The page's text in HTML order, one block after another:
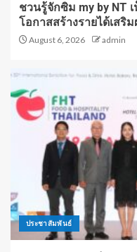
ชวนรู้จักซิม my by NT
โอกาสสร้างรายได้เสริ
August 6, 2026 admin
ประชาสัมพันธ์